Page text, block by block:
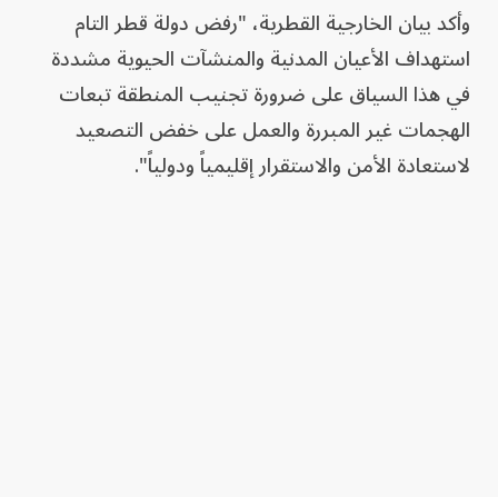
وأكد بيان الخارجية القطرية، "رفض دولة قطر التام
استهداف الأعيان المدنية والمنشآت الحيوية مشددة
في هذا السياق على ضرورة تجنيب المنطقة تبعات
الهجمات غير المبررة والعمل على خفض التصعيد
لاستعادة الأمن والاستقرار إقليمياً ودولياً".